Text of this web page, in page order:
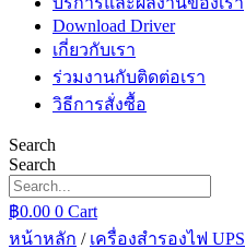
Download Driver
เกี่ยวกับเรา
ร่วมงานกับติดต่อเรา
วิธีการสั่งซื้อ
Search
Search
฿0.00 0 Cart
หน้าหลัก / เครื่องสำรองไฟ UPS